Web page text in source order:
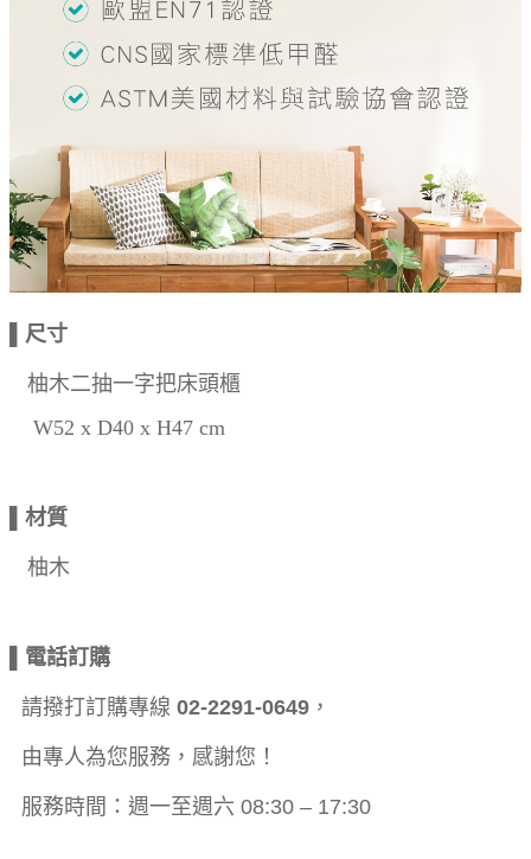
▌尺寸
柚木二抽一字把床頭櫃
W52 x D40 x H47 cm
▌材質
柚木
▌電話訂購
請撥打訂購專線 02-2291-0649 ，
由專人為您服務，感謝您！
服務時間：週一至週六 08:30 – 17:30